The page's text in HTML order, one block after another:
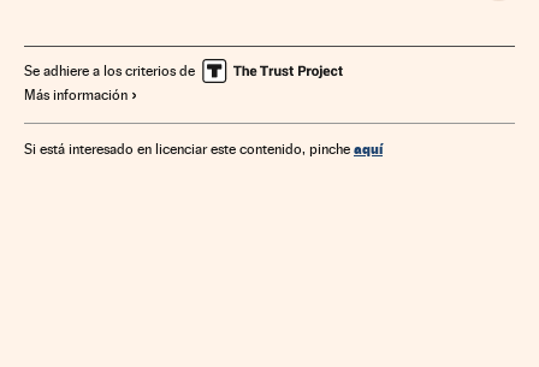
Se adhiere a los criterios de
Más información
Si está interesado en licenciar este contenido, pinche aquí